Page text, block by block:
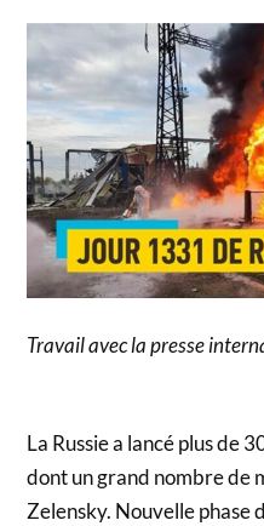
Travail avec la presse
La Russie a lancé plus de
dont un grand nombre de
Zelensky. Nouvelle phase